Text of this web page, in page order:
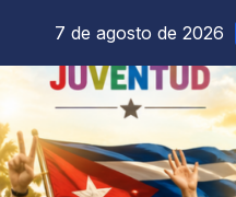
7 de agosto de 2026